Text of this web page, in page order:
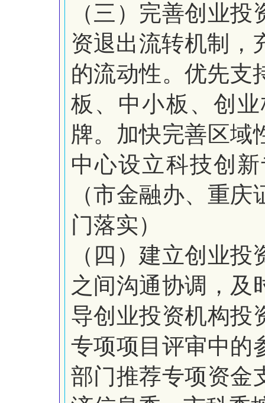
（三）完善创业
资退出流转机制，
的流动性。 优先支
板、中小板、创
牌。加快完善区域
中心设立科技创
（市金融办、重
门落实）
（四）建立创业
之间沟通协调，及
导创业投资机构投
专项项目评审中的
部门推荐专项资金